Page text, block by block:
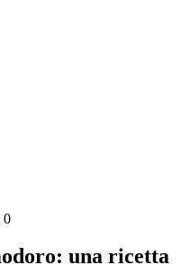
0
una ricetta